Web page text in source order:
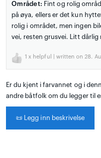
Området: Fint og rolig
på øya, ellers er det kun
rolig i området, men ingen
vei, resten grusvei. Litt
1 x helpful | written on 28.
Er du kjent i farvannet og i
andre båtfolk om du legger til
📜 Legg inn beskrivelse